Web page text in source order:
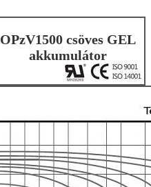
OPzV1500 csöves GEL
akkumulátor